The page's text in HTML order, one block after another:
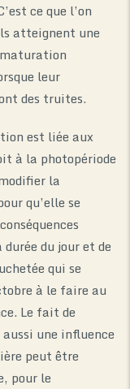
ce que l’on
atteignent une
leur
des truites.
est liée aux
à la photopériode
la
qu’elle se
du jour et de
qui se
à le faire au
Le fait de
une influence
peut être
pour le